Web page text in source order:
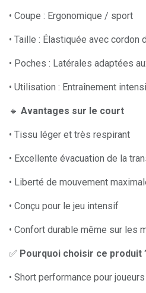
• Coupe : Ergonomique / sport
• Taille : Élastiquée avec cordon
• Poches : Latérales adaptées
• Utilisation : Entraînement
🔹 Avantages sur le court
• Tissu léger et très respirant
• Excellente évacuation de la
• Liberté de mouvement
• Conçu pour le jeu intensif
• Confort durable même sur les
✅ Pourquoi choisir ce produit
• Short performance pour